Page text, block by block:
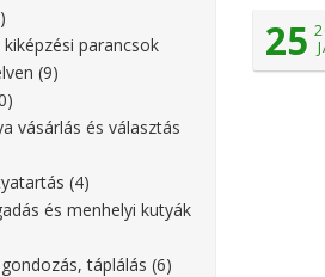
25
parancsok
(9)
vásárlás és választás
(4)
és menhelyi kutyák
táplálás (6)